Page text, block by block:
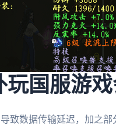
国服游戏
致数据传输延迟，加之